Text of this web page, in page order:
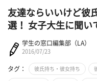
友達ならいいけど彼
選！ 女子大生に聞い
学生の窓口編集部（LA）
2016/07/23
タグ： 彼氏持ち・彼女持ち